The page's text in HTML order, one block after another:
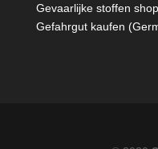
Gevaarlijke stoffen
Gefahrgut kaufen